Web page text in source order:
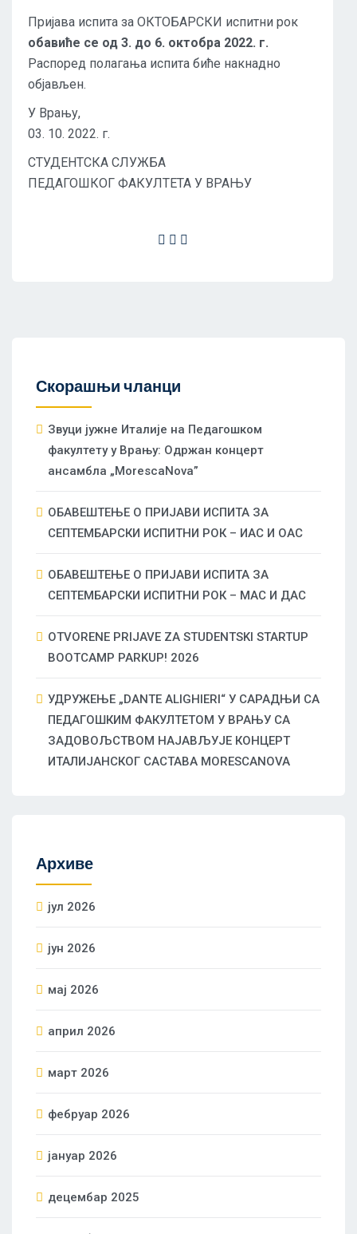
Пријава испита за ОКТОБАРСКИ испитни рок
обавиће се од 3. до 6. октобра 2022. г.
Распоред полагања испита биће накнадно
објављен.
У Врању,
03. 10. 2022. г.
СТУДЕНТСКA СЛУЖБA
ПЕДАГОШКОГ ФАКУЛТЕТА У ВРАЊУ
Скорашњи чланци
Звуци јужне Италије на Педагошком
факултету у Врању: Одржан концерт
ансамбла „MorescaNova”
ОБАВЕШТЕЊЕ О ПРИЈАВИ ИСПИТА ЗА
СЕПТЕМБАРСКИ ИСПИТНИ РОК – ИАС И ОАС
ОБАВЕШТЕЊЕ О ПРИЈАВИ ИСПИТА ЗА
СЕПТЕМБАРСКИ ИСПИТНИ РОК – МАС И ДАС
OTVORENE PRIJAVE ZA STUDENTSKI STARTUP
BOOTCAMP PARKUP! 2026
УДРУЖЕЊЕ „DANTE ALIGHIERI“ У САРАДЊИ СА
ПЕДАГОШКИМ ФАКУЛТЕТОМ У ВРАЊУ СА
ЗАДОВОЉСТВОМ НАЈАВЉУЈЕ КОНЦЕРТ
ИТАЛИЈАНСКОГ САСТАВА MORESCANOVA
Архиве
јул 2026
јун 2026
мај 2026
април 2026
март 2026
фебруар 2026
јануар 2026
децембар 2025